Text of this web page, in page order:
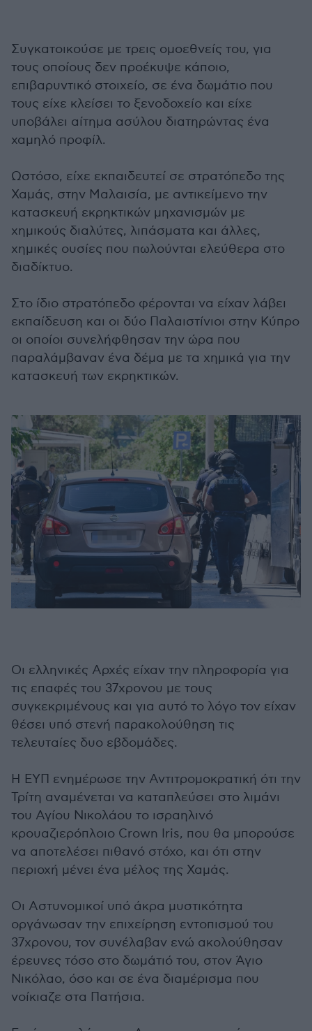
Συγκατοικούσε με τρεις ομοεθνείς του, για
τους οποίους δεν προέκυψε κάποιο,
επιβαρυντικό στοιχείο, σε ένα δωμάτιο που
τους είχε κλείσει το ξενοδοχείο και είχε
υποβάλει αίτημα ασύλου διατηρώντας ένα
χαμηλό προφίλ.
Ωστόσο, είχε εκπαιδευτεί σε στρατόπεδο της
Χαμάς, στην Μαλαισία, με αντικείμενο την
κατασκευή εκρηκτικών μηχανισμών με
χημικούς διαλύτες, λιπάσματα και άλλες,
χημικές ουσίες που πωλούνται ελεύθερα στο
διαδίκτυο.
Στο ίδιο στρατόπεδο φέρονται να είχαν λάβει
εκπαίδευση και οι δύο Παλαιστίνιοι στην Κύπρο
οι οποίοι συνελήφθησαν την ώρα που
παραλάμβαναν ένα δέμα με τα χημικά για την
κατασκευή των εκρηκτικών.
Οι ελληνικές Αρχές είχαν την πληροφορία για
τις επαφές του 37χρονου με τους
συγκεκριμένους και για αυτό το λόγο τον είχαν
θέσει υπό στενή παρακολούθηση τις
τελευταίες δυο εβδομάδες.
Η ΕΥΠ ενημέρωσε την Αντιτρομοκρατική ότι την
Τρίτη αναμένεται να καταπλεύσει στο λιμάνι
του Αγίου Νικολάου το ισραηλινό
κρουαζιερόπλοιο Crown Iris, που θα μπορούσε
να αποτελέσει πιθανό στόχο, και ότι στην
περιοχή μένει ένα μέλος της Χαμάς.
Οι Αστυνομικοί υπό άκρα μυστικότητα
οργάνωσαν την επιχείρηση εντοπισμού του
37χρονου, τον συνέλαβαν ενώ ακολούθησαν
έρευνες τόσο στο δωμάτιό του, στον Άγιο
Νικόλαο, όσο και σε ένα διαμέρισμα που
νοίκιαζε στα Πατήσια.